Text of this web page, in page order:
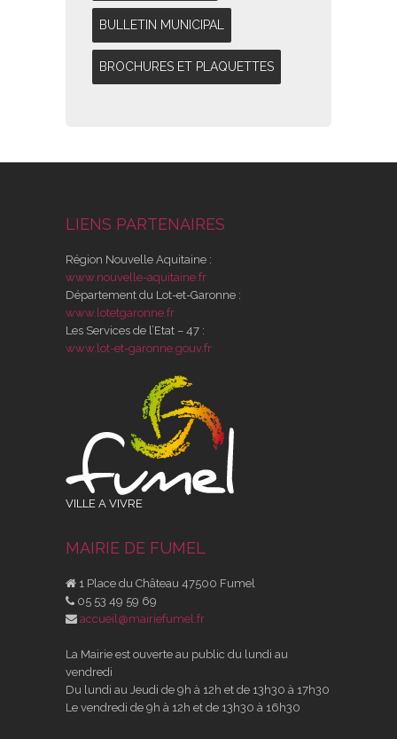
BULLETIN MUNICIPAL
BROCHURES ET PLAQUETTES
LIENS PARTENAIRES
Région Nouvelle Aquitaine :
www.nouvelle-aquitaine.fr
Département du Lot-et-Garonne :
www.lotetgaronne.fr
Les Services de l’Etat – 47 :
www.lot-et-garonne.gouv.fr
VILLE A VIVRE
MAIRIE DE FUMEL
1 Place du Château 47500 Fumel
05 53 49 59 69
accueil@mairiefumel.fr
La Mairie est ouverte au public du lundi au
vendredi
Du lundi au Jeudi de 9h à 12h et de 13h30 à 17h30
Le vendredi de 9h à 12h et de 13h30 à 16h30